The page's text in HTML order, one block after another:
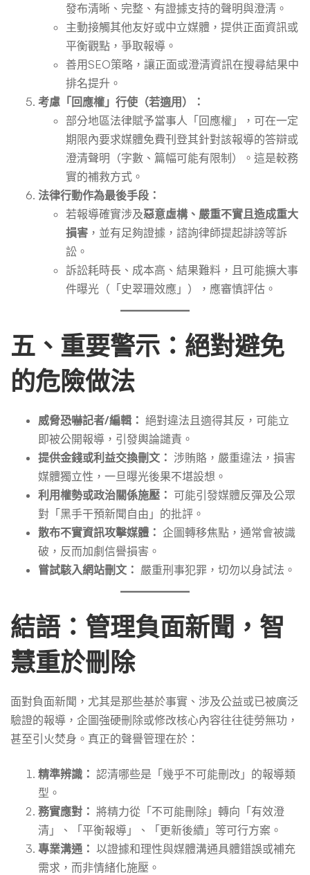
發布清晰、完整、有證據支持的聲明與澄清。
主動接觸其他友好或中立媒體，提供正面資訊或
平衡觀點，爭取報導。
善用SEO策略，讓正面或澄清資訊在搜尋結果中
排名提升。
考慮「回應權」行使（若適用）：
部分地區法律賦予當事人「回應權」，可在一定
期限內要求媒體免費刊登其針對該報導的答辯或
澄清聲明（字數、篇幅可能有限制）。這是較務
實的補救方式。
法律行動作為最後手段：
若報導確實涉及惡意虛構、嚴重不實且造成重大
損害 ，並有足夠證據，諮詢律師提起誹謗等訴
訟。
訴訟耗時長、成本高、結果難料，且可能擴大事
件曝光（「史翠珊效應」），應審慎評估。
五、重要警示：絕對避免
的危險做法
威脅恐嚇記者/編輯： 絕對違法且適得其反，可能立
即被公開報導，引發輿論譴責。
提供金錢或利益交換刪文： 涉賄賂，嚴重違法，損害
媒體獨立性，一旦曝光後果不堪設想。
利用權勢或政治關係施壓： 可能引發媒體反彈及公眾
對「黑手干預新聞自由」的批評。
散布不實資訊攻擊媒體： 企圖轉移焦點，通常會被識
破，反而加劇信譽損害。
嘗試駭入網站刪文： 嚴重刑事犯罪，切勿以身試法。
結語：管理負面新聞，智
慧重於刪除
面對負面新聞，尤其是那些基於事實、涉及公益或已被廣泛
驗證的報導，企圖強硬刪除或修改核心內容往往徒勞無功，
甚至引火焚身。真正的聲譽管理在於：
精準辨識： 認清哪些是「幾乎不可能刪改」的報導類
型。
務實應對： 將精力從「不可能刪除」轉向「有效澄
清」、「平衡報導」、「更新後續」等可行方案。
專業溝通： 以證據和理性與媒體溝通具體錯誤或補充
需求，而非情緒化施壓。